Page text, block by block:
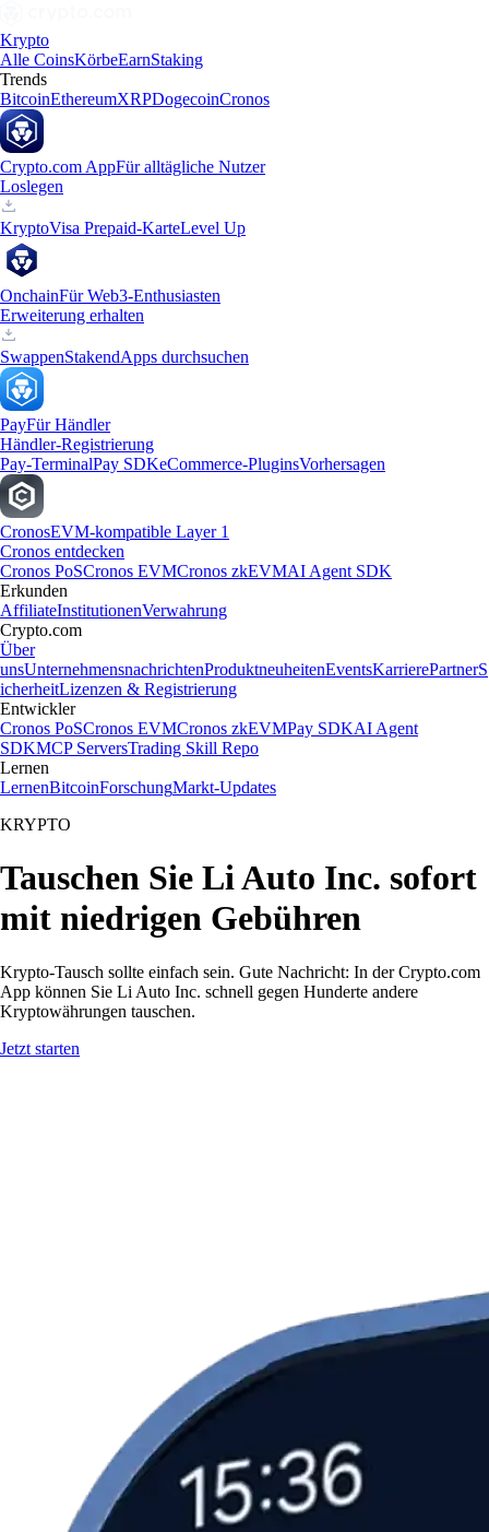
Krypto
Alle CoinsKörbeEarnStaking
Trends
BitcoinEthereumXRPDogecoinCronos
Crypto.com AppFür alltägliche Nutzer
Loslegen
KryptoVisa Prepaid-KarteLevel Up
OnchainFür Web3-Enthusiasten
Erweiterung erhalten
SwappenStakendApps durchsuchen
PayFür Händler
Händler-Registrierung
Pay-TerminalPay SDKeCommerce-PluginsVorhersagen
CronosEVM-kompatible Layer 1
Cronos entdecken
Cronos PoSCronos EVMCronos zkEVMAI Agent SDK
Erkunden
AffiliateInstitutionenVerwahrung
Crypto.com
Über
unsUnternehmensnachrichtenProduktneuheitenEventsKarrierePartnerS
icherheitLizenzen & Registrierung
Entwickler
Cronos PoSCronos EVMCronos zkEVMPay SDKAI Agent
SDKMCP ServersTrading Skill Repo
Lernen
LernenBitcoinForschungMarkt-Updates
KRYPTO
Tauschen Sie Li Auto Inc. sofort
mit niedrigen Gebühren
Krypto-Tausch sollte einfach sein. Gute Nachricht: In der Crypto.com
App können Sie Li Auto Inc. schnell gegen Hunderte andere
Kryptowährungen tauschen.
Jetzt starten